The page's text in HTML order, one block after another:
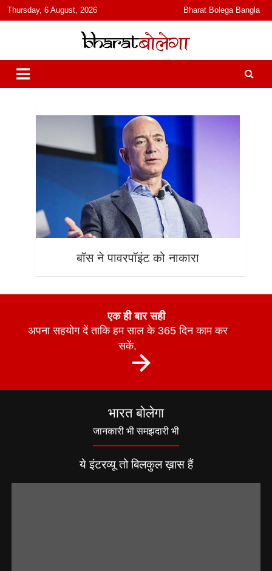
content
Thursday, 6 August, 2026 Bharat Bolega Bangla
भारत बोलेगा
हिंदी में समाचार, विचार, ऑडियो, वीडियो और फ़ीचर. भारत बोलेगा हिंदी न्यूज़ वेबसाइट
India: News, Views, Info, Trends & Podcast I जानकारी भी समझदारी भी
और पॉडकास्ट
बॉस ने पावरपॉइंट को नाकारा
एक ही बार सही
अपना सहयोग दें ताकि हम साल के 365 दिन काम कर
सकें.
भारत बोलेगा
जानकारी भी समझदारी भी
ये इंटरव्यू तो बिलकुल ख़ास हैं